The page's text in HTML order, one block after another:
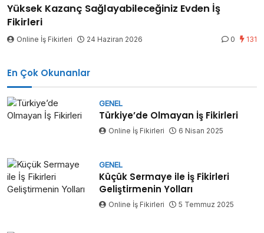
Yüksek Kazanç Sağlayabileceğiniz Evden İş
Fikirleri
Online İş Fikirleri 24 Haziran 2026 0 131
En Çok Okunanlar
GENEL
Türkiye’de Olmayan İş Fikirleri
Online İş Fikirleri 6 Nisan 2025
GENEL
Küçük Sermaye ile İş Fikirleri
Geliştirmenin Yolları
Online İş Fikirleri 5 Temmuz 2025